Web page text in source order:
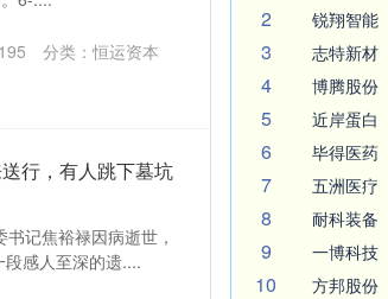
195 分类：恒运资本
行，有人跳下墓坑
记焦裕禄因病逝世，
感人至深的遗....
2 锐翔智能
3 志特新材
4 博腾股份
5 近岸蛋白
6 毕得医药
7 五洲医疗
8 耐科装备
9 一博科技
10 方邦股份